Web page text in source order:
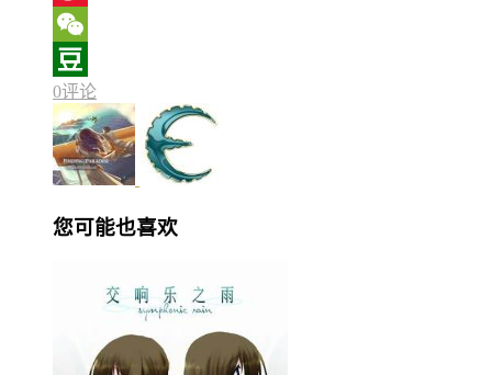
Sina
Weibo
WeChat
Douban
0评论
您可能也喜欢